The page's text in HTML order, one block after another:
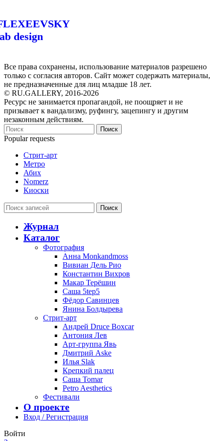
design
Все права сохранены, использование материалов разрешено
только с согласия авторов. Сайт может содержать материалы,
не предназначенные для лиц младше 18 лет.
© RU.GALLERY, 2016-2026
Ресурс не занимается пропагандой, не поощряет и не
призывает к вандализму, руфингу, зацепингу и другим
незаконным действиям.
Поиск
Popular requests
Стрит-арт
Метро
Абих
Nomerz
Киоски
Поиск
Журнал
Каталог
Фотография
Анна Monkandmoss
Вивиан Дель Рио
Константин Вихров
Макар Терёшин
Саша 5tep5
Фёдор Савинцев
Янина Болдырева
Стрит-арт
Андрей Druce Boxcar
Антония Лев
Арт-группа Явь
Дмитрий Aske
Илья Slak
Крепкий палец
Саша Tomar
Petro Aesthetics
Фестивали
О проекте
Вход / Регистрация
Войти